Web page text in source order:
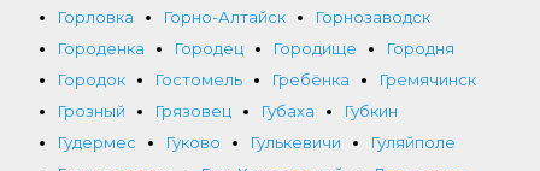
Горловка Горно-Алтайск
Горнозаводск
Городенка
Городец Городище
Городня
Городок
Гостомель Гребёнка
Гремячинск
Грозный
Грязовец Губаха
Губкин
Гудермес
Гуково Гулькевичи
Гуляйполе